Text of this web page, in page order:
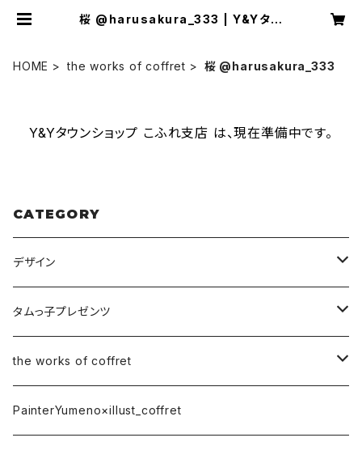
桜 @harusakura_333 | Y&Yタウ
HOME the works of coffret 桜 @harusakura_333
Y&Yタウンショップ こふれ支店 は、現在準備中です。
CATEGORY
デザイン
ヘッダー
アイコンリング
オリジナルキャラクター
タムっ子プレゼンツ
Y2
the works of coffret
橘雪姫 @yuki42197office
PainterYumeno×illust_coffret